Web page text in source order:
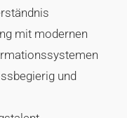
mit modernen
und